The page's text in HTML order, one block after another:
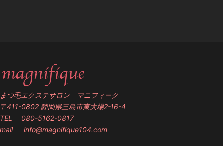
まつ毛エクステサロン マニフィーク
〒411-0802 静岡県三島市東大場2-16-4
TEL 080-5162-0817
mail info@magnifique104.com